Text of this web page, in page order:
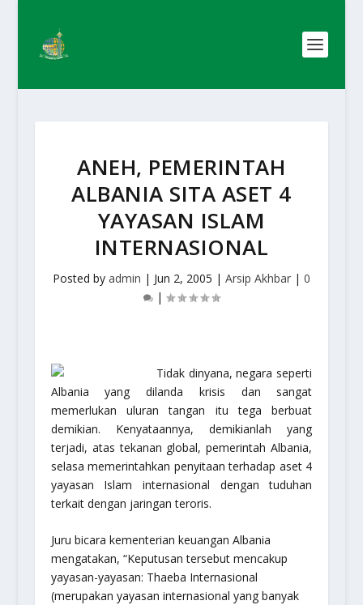
ANEH, PEMERINTAH
ALBANIA SITA ASET 4
YAYASAN ISLAM
INTERNASIONAL
Posted by admin | Jun 2, 2005 | Arsip Akhbar| 0
|
Tidak dinyana, negara seperti
Albania yang dilanda krisis dan sangat
memerlukan uluran tangan itu tega berbuat
demikian. Kenyataannya, demikianlah yang
terjadi, atas tekanan global, pemerintah Albania,
selasa memerintahkan penyitaan terhadap aset 4
yayasan Islam internasional dengan tuduhan
terkait dengan jaringan teroris.
Juru bicara kementerian keuangan Albania
mengatakan, “Keputusan tersebut mencakup
yayasan-yayasan: Thaeba Internasional
(merupakan yayasan internasional yang banyak